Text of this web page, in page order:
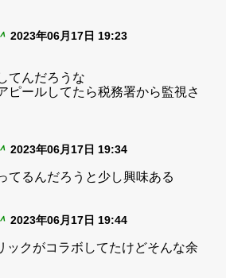
2023年06月17日 19:23
てんだろうな
ピールしてたら税務署から監視さ
2023年06月17日 19:34
てるんだろうと少し興味ある
2023年06月17日 19:44
ックがコラボしてたけどそんな余